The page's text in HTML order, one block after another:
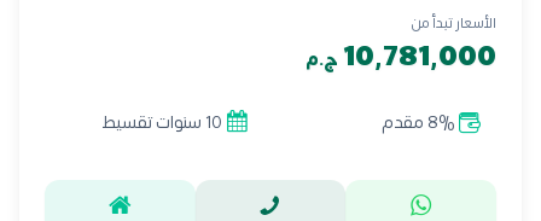
الأسعار تبدأ من
10,781,000 ج.م
8% مقدم 10 سنوات تقسيط